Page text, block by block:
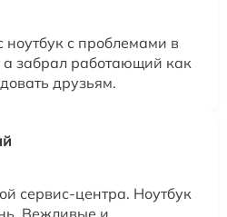
ноутбук с проблемами в
а забрал работающий как
друзьям.
сервис-центра. Ноутбук
Вежливые и